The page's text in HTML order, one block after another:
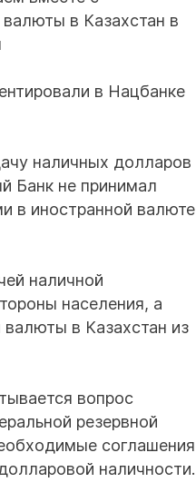
в Казахстан в
в Нацбанке
наличных долларов
Банк не принимал
в иностранной валюте
наличной
населения, а
валюты в Казахстан из
вопрос
резервной
соглашения
наличности.